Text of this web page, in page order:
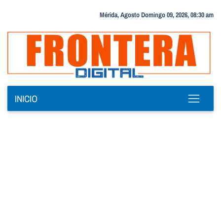
Mérida, Agosto Domingo 09, 2026, 08:30 am
INICIO